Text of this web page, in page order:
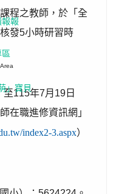
程之教師，於「全
發5小時研習時
115年7月19日
在職進修資訊網」
index2-3.aspx）
報
」寶貝